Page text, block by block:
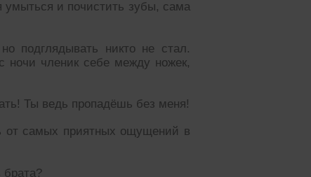
и почистить зубы, сама
подглядывать никто не стал.
ночи членик себе между ножек,
Ты ведь пропадёшь без меня!
от самых приятных ощущений в